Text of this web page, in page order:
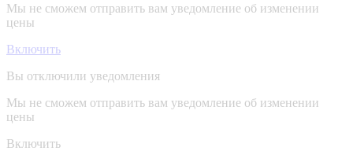
Мы не сможем отправить вам уведомление об изменении
цены
Включить
Вы отключили уведомления
Мы не сможем отправить вам уведомление об изменении
цены
Включить